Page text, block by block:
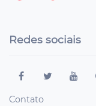
Redes sociais
Contato